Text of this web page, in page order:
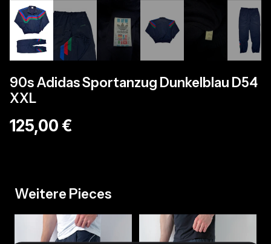
90s Adidas Sportanzug Dunkelblau D54
XXL
125,00 €
Weitere Pieces